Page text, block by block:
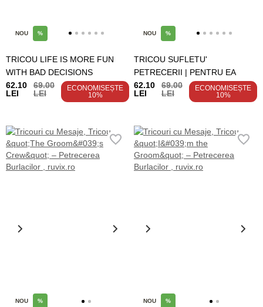
NOU %
TRICOU LIFE IS MORE FUN
WITH BAD DECISIONS
62.10
LEI
69.00
LEI
ECONOMISEȘTE
10%
NOU %
TRICOU SUFLETU'
PETRECERII | PENTRU EA
62.10
LEI
69.00
LEI
ECONOMISEȘTE
10%
NOU % NOU %